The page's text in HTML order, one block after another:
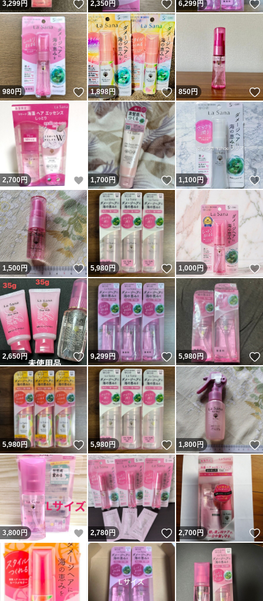
3,299円 いいね！
2,350円 いいね！
6,299円
980円 いいね！
1,898円 いいね！
850円
2,700円 いいね！
1,700円 いいね！
1,100円
1,500円 いいね！
5,980円 いいね！
1,000円
2,650円 いいね！
9,299円 いいね！
5,980円
5,980円 いいね！
5,980円 いいね！
1,800円
3,800円 いいね！
2,780円 いいね！
2,700円